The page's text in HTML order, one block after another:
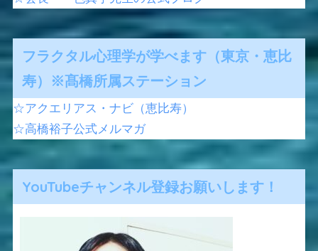
フラクタル心理学が学べます（東京・恵比
寿）※髙橋所属ステーション
☆アクエリアス・ナビ（恵比寿）
☆高橋裕子公式メルマガ
YouTubeチャンネル登録お願いします！